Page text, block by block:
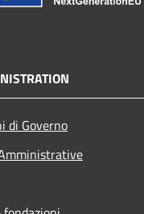
di Governo